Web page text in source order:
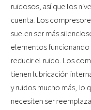
ruidosos, así que los
cuenta. Los
suelen ser más
elementos funcionando
reducir el ruido. Los
tienen lubricación
y ruidos mucho más, lo
necesiten ser